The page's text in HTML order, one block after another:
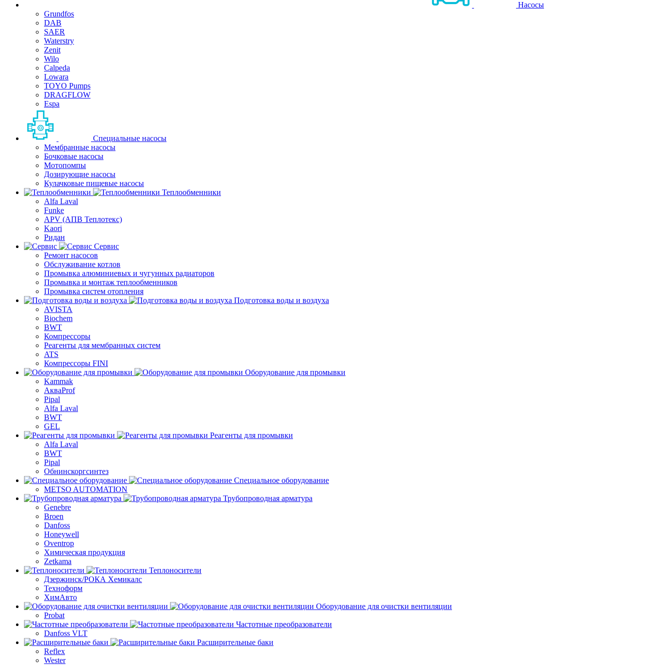
Насосы
Grundfos
DAB
SAER
Waterstry
Zenit
Wilo
Calpeda
Lowara
TOYO Pumps
DRAGFLOW
Espa
Специальные насосы
Мембранные насосы
Бочковые насосы
Мотопомпы
Дозирующие насосы
Кулачковые пищевые насосы
Теплообменники
Alfa Laval
Funke
APV (АПВ Теплотекс)
Kaori
Ридан
Сервис
Ремонт насосов
Обслуживание котлов
Промывка алюминиевых и чугунных радиаторов
Промывка и монтаж теплообменников
Промывка систем отопления
Подготовка воды и воздуха
AVISTA
Biochem
BWT
Компрессоры
Реагенты для мембранных систем
ATS
Компрессоры FINI
Оборудование для промывки
Kammak
АкваProf
Pipal
Alfa Laval
BWT
GEL
Реагенты для промывки
Alfa Laval
BWT
Pipal
Обнинскоргсинтез
Специальное оборудование
METSO AUTOMATION
Трубопроводная арматура
Genebre
Broen
Danfoss
Honeywell
Oventrop
Химическая продукция
Zetkama
Теплоносители
Дзержинск/РОКА Хемикалс
Техноформ
ХимАвто
Оборудование для очистки вентиляции
Probat
Частотные преобразователи
Danfoss VLT
Расширительные баки
Reflex
Wester